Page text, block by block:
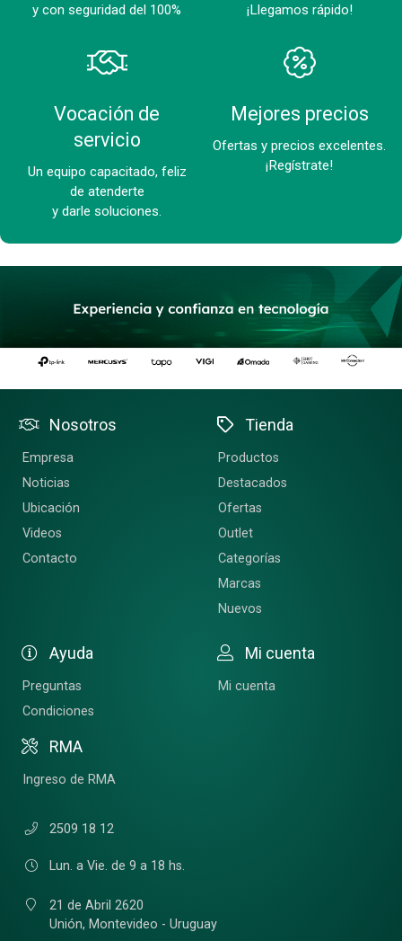
y con seguridad del 100%
¡Llegamos rápido!
Vocación de
servicio
Un equipo capacitado, feliz
de atenderte
y darle soluciones.
Mejores precios
Ofertas y precios excelentes.
¡Regístrate!
Nosotros
Empresa
Noticias
Ubicación
Videos
Contacto
Tienda
Productos
Destacados
Ofertas
Outlet
Categorías
Marcas
Nuevos
Ayuda
Preguntas
Condiciones
RMA
Ingreso de RMA
Mi cuenta
Mi cuenta
2509 18 12
Lun. a Vie. de 9 a 18 hs.
21 de Abril 2620
Unión, Montevideo - Uruguay